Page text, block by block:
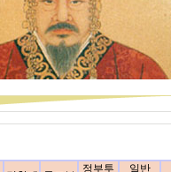
정부투
일반